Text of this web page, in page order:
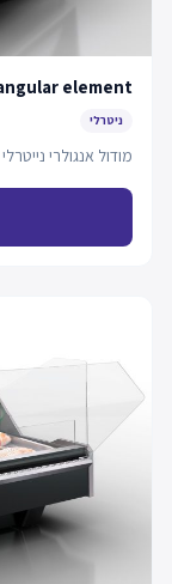
element
ניטרלי
מודול אנגולרי